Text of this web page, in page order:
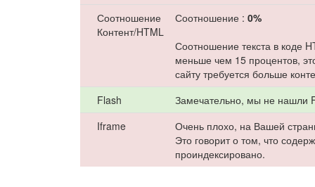
Соотношение
Контент/HTML
Соотношение :0%
Соотношение текста в коде
меньше чем 15 процентов,
сайту требуется больше
Flash
Замечательно, мы не нашли
Iframe
Очень плохо, на Вашей
Это говорит о том, что
проиндексировано.